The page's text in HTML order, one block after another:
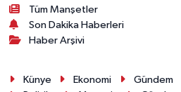
Tüm Manşetler
Son Dakika Haberleri
Haber Arşivi
Künye Ekonomi Gündem